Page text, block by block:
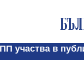
участва в